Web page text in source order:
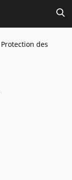
Protection des